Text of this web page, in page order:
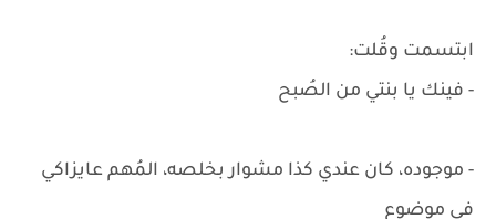
ابتسمت وقُلت:
- فينك يا بنتي من الصُبح
- موجوده، كان عندي كذا مشوار بخلصه، المُهم عايزاكي
في موضوع